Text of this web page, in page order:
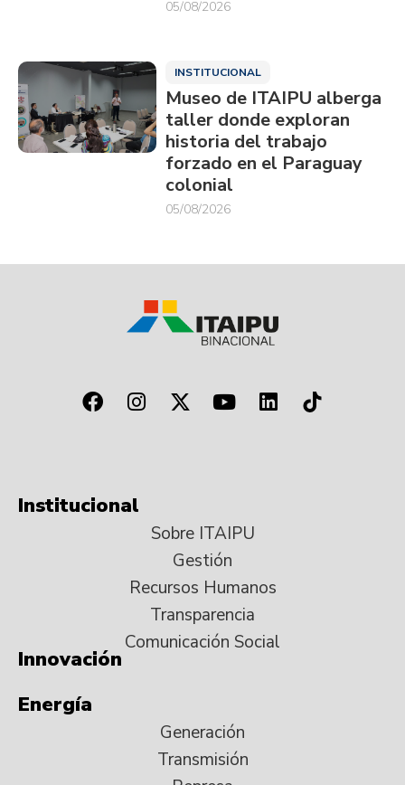
05/08/2026
INSTITUCIONAL
Museo de ITAIPU alberga
taller donde exploran
historia del trabajo
forzado en el Paraguay
colonial
05/08/2026
Institucional
Sobre ITAIPU
Gestión
Recursos Humanos
Transparencia
Comunicación Social
Innovación
Energía
Generación
Transmisión